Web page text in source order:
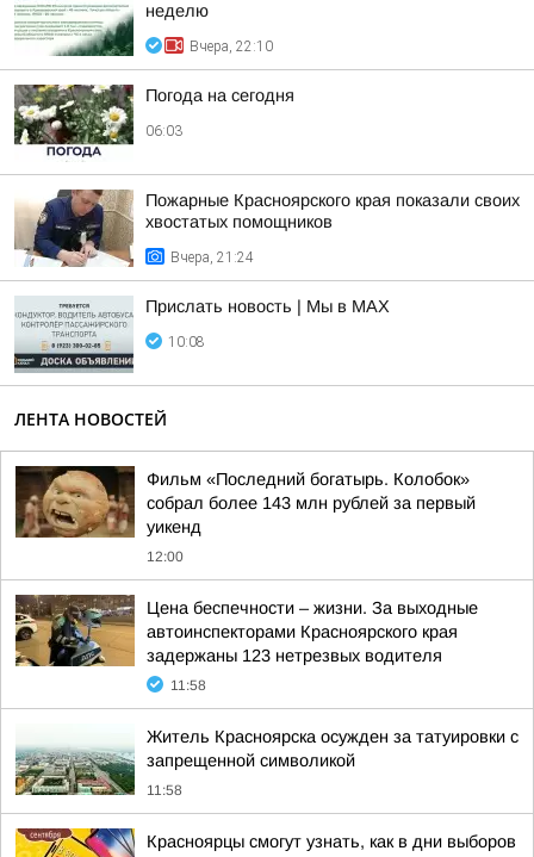
неделю
Вчера, 22:10
Погода на сегодня
06:03
Пожарные Красноярского края показали своих
хвостатых помощников
Вчера, 21:24
Прислать новость | Мы в MAX
10:08
ЛЕНТА НОВОСТЕЙ
Фильм «Последний богатырь. Колобок»
собрал более 143 млн рублей за первый
уикенд
12:00
Цена беспечности – жизни. За выходные
автоинспекторами Красноярского края
задержаны 123 нетрезвых водителя
11:58
Житель Красноярска осужден за татуировки с
запрещенной символикой
11:58
Красноярцы смогут узнать, как в дни выборов